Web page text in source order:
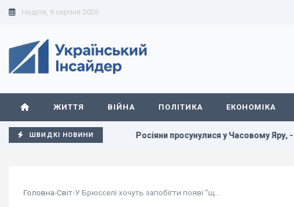
Неділя, 9 серпня 2026
ЖИТТЯ ВІЙНА ПОЛІТИКА ЕКОНОМІКА
ШВИДКІ НОВИНИ
Європі Росіяни просунулися у Часовому Яру, - DeepState
Головна›Світ›